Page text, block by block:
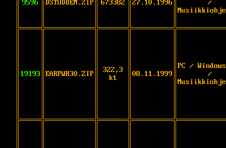
9596 DSTUDDEM.ZIP 673382 27.10.1996
/
19193 EARPWR30.ZIP
322,3
kt
08.11.1999
PC /
/